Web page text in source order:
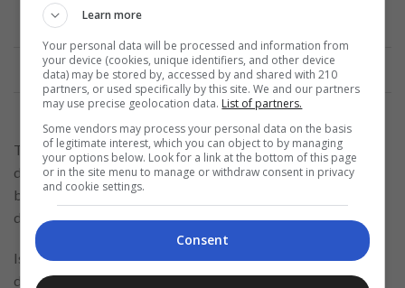
Anuncio
Também sob a modalidade de consignado, o produto
disponibiliza como limite de utilização até 2x o salário ou
benefício do solicitante, que deve se enquadrar na categoria
de aposentado, pensionistas e/ou servidor público.
Isento de anuidade, o cartão também possibilita uma função
de conversão de parte do limite em dinheiro, por meio de
Learn more
Your personal data will be processed and information from
your device (cookies, unique identifiers, and other device
data) may be stored by, accessed by and shared with 210
partners, or used specifically by this site. We and our partners
may use precise geolocation data. List of partners.
Some vendors may process your personal data on the basis
of legitimate interest, which you can object to by managing
your options below. Look for a link at the bottom of this page
or in the site menu to manage or withdraw consent in privacy
and cookie settings.
Consent